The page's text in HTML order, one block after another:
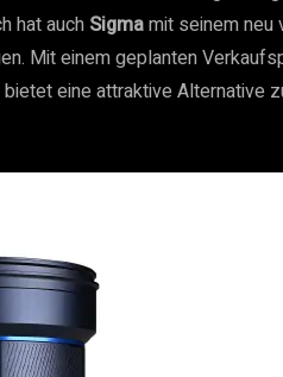
hat auch Sigmamit seinem
Mit einem geplanten
eine attraktive Alternative